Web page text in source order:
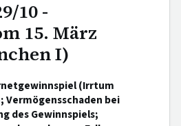
10 -
15. März
I)
(Irrtum
Vermögensschaden bei
des Gewinnspiels;